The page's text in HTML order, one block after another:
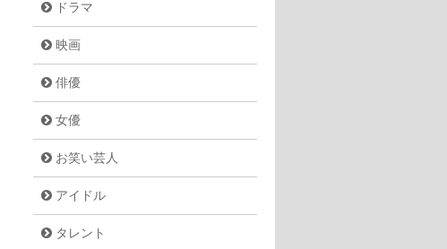
ドラマ
映画
俳優
女優
お笑い芸人
アイドル
タレント